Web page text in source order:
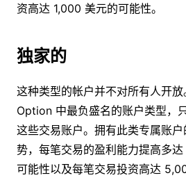
资高达 1,000 美元的可能性。
独家的
这种类型的帐户并不对所有人开
Option 中最负盛名的账户类型，
这些交易账户。拥有此类专属账
势，每笔交易的盈利能力提高多
可能性以及每笔交易投资高达